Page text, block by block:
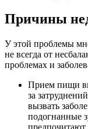
Причины
У этой проблемы
не всегда от
проблемах и
Прием пищи
за
вызвать
подогнанные
предпочитают